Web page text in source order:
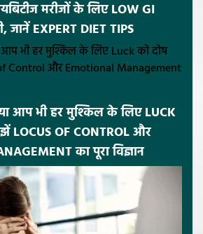
मरीजों के लिए LOW GI
जानें EXPERT DIET TIPS
आप भी हर मुश्किल के लिए LUCK
LOCUS OF CONTROL और
का पूरा विज्ञान